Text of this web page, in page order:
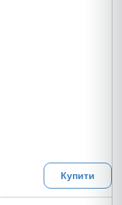
Купити